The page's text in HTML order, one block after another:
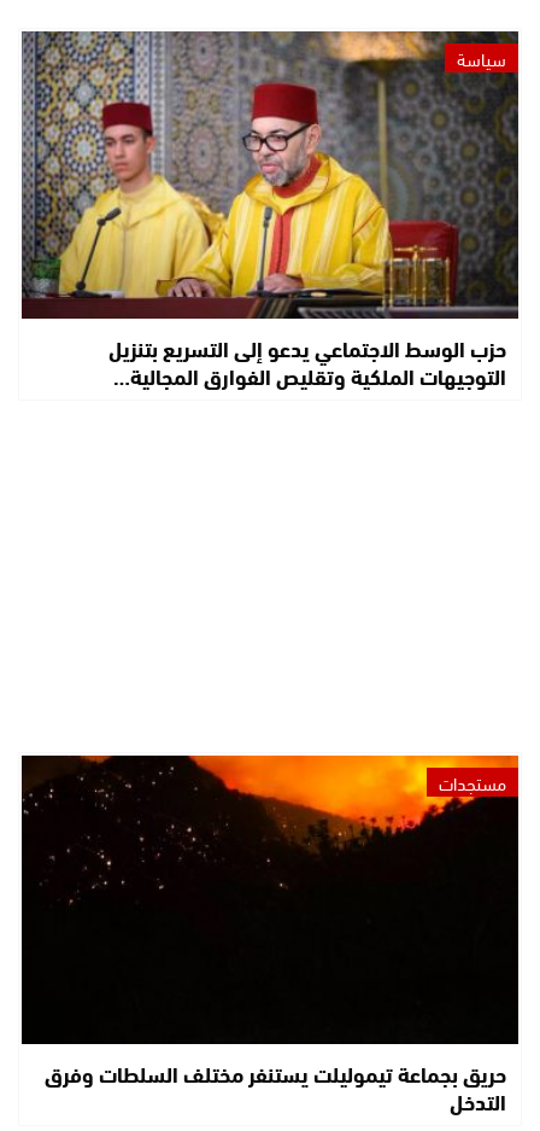
سياسة
حزب الوسط الاجتماعي يدعو إلى التسريع بتنزيل
التوجيهات الملكية وتقليص الفوارق المجالية…
مستجدات
حريق بجماعة تيموليلت يستنفر مختلف السلطات وفرق
التدخل